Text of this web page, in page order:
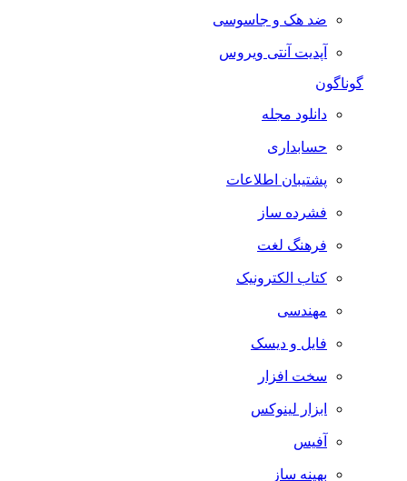
ضد هک و جاسوسی
آپدیت آنتی ویروس
گوناگون
دانلود مجله
حسابداری
پشتیبان اطلاعات
فشرده ساز
فرهنگ لغت
کتاب الکترونیک
مهندسی
فایل و دیسک
سخت افزار
ابزار لینوکس
آفیس
بهینه ساز